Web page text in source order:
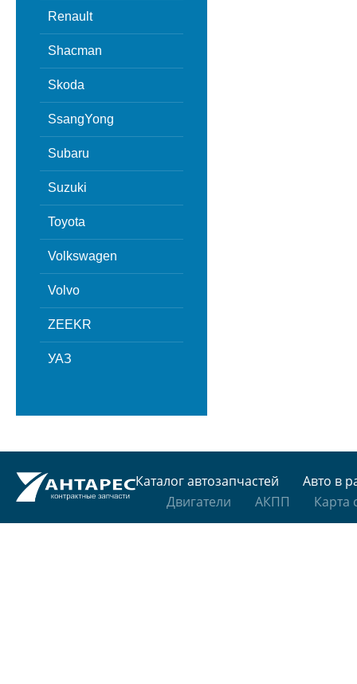
Renault
Shacman
Skoda
SsangYong
Subaru
Suzuki
Toyota
Volkswagen
Volvo
ZEEKR
УАЗ
Каталог автозапчастей
Авто в
Двигатели
АКПП Карта